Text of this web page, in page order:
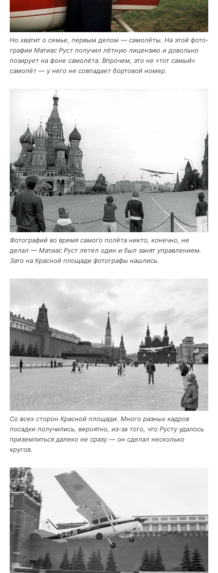
Но хва­тит о семье, пер­вым делом — само­лё­ты. На этой фото­
гра­фии Мати­ас Руст полу­чил лёт­ную лицен­зию и доволь­но
пози­ру­ет на фоне само­лё­та. Впро­чем, это не «тот самый»
само­лёт — у него не сов­па­да­ет бор­то­вой номер.
Фото­гра­фий во вре­мя само­го полё­та никто, конеч­но, не
делал — Мати­ас Руст летел один и был занят управ­ле­ни­ем.
Зато на Крас­ной пло­ща­ди фото­гра­фы нашлись.
Со всех сто­рон Крас­ной пло­ща­ди. Мно­го раз­ных кад­ров
посад­ки полу­чи­лись, веро­ят­но, из-за того, что Русту уда­лось
при­зем­лить­ся дале­ко не сра­зу — он сде­лал несколь­ко
кругов.